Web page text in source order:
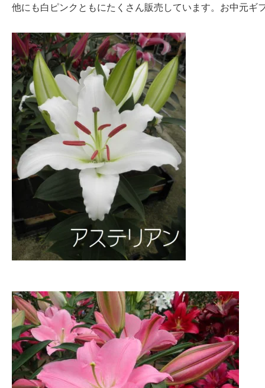
他にも白ピンクともにたくさん販売しています。お中元ギ